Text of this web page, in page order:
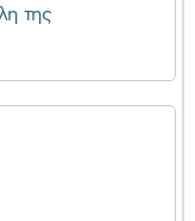
της